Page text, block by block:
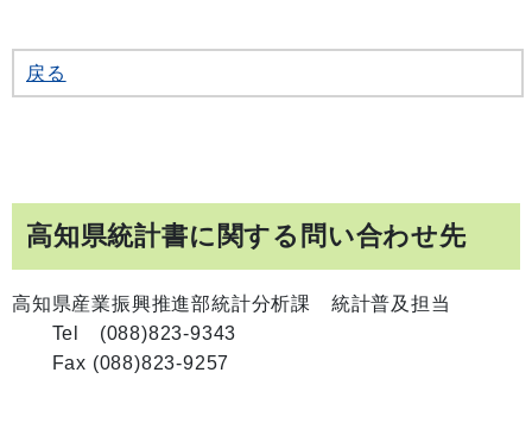
戻る
高知県統計書に関する問い合わせ先
高知県産業振興推進部統計分析課 統計普及担当
Tel (088)823-9343
Fax (088)823-9257